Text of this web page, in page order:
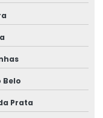
Belo
Prata